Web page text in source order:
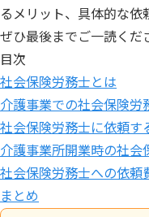
るメリット、具体的な依
ぜひ最後までご一読くだ
目次
社会保険労務士とは
介護事業での社会保険労
社会保険労務士に依頼す
介護事業所開業時の社会
社会保険労務士への依頼
まとめ